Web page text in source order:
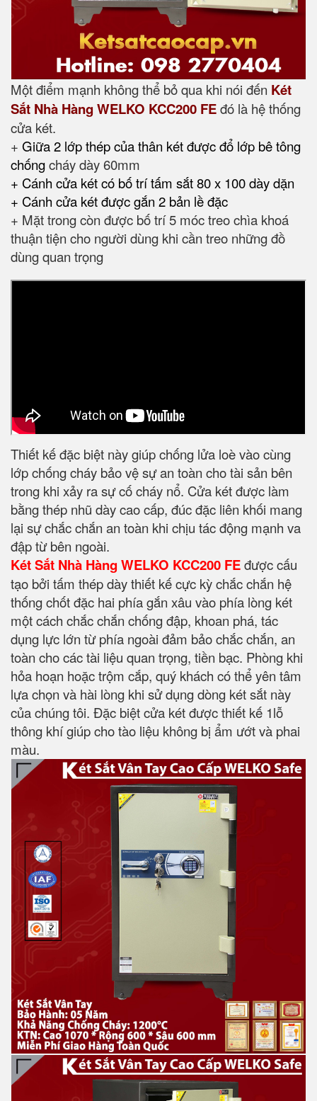
Một điểm mạnh không thể bỏ qua khi nói đến Két
Sắt Nhà Hàng WELKO KCC200 FEđó là hệ thống
cửa két.
+ Giữa 2 lớp thép của thân két được đổ lớp bê tông
chốngcháy dày 60mm
+ Cánh cửa két có bố trí tấm sắt 80 x 100 dày dặn
+ Cánh cửa két được gắn 2 bản lề đặc
+ Mặt trong còn được bố trí 5 móc treo chìa khoá
thuận tiện cho người dùng khi cần treo những đồ
dùng quan trọng
Thiết kế đặc biệt này giúp chống lửa loè vào cùng
lớp chống cháy bảo vệ sự an toàn cho tài sản bên
trong khi xảy ra sự cố cháy nổ. Cửa két được làm
bằng thép nhũ dày cao cấp, đúc đặc liên khối mang
lại sự chắc chắn an toàn khi chịu tác động mạnh va
đập từ bên ngoài.
Két Sắt Nhà Hàng WELKO KCC200 FEđược cấu
tạo bởi tấm thép dày thiết kế cực kỳ chắc chắn hệ
thống chốt đặc hai phía gắn xâu vào phía lòng két
một cách chắc chắn chống đập, khoan phá, tác
dụng lực lớn từ phía ngoài đảm bảo chắc chắn, an
toàn cho các tài liệu quan trọng, tiền bạc. Phòng khi
hỏa hoạn hoặc trộm cắp, quý khách có thể yên tâm
lựa chọn và hài lòng khi sử dụng dòng két sắt này
của chúng tôi. Đặc biệt cửa két được thiết kế 1lỗ
thông khí giúp cho tào liệu không bị ẩm ướt và phai
màu.